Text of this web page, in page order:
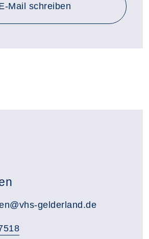
Mail schreiben
gelderland.de